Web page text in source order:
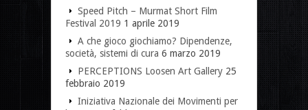
Speed Pitch – Murmat Short Film
Festival 2019 1 aprile 2019
A che gioco giochiamo? Dipendenze,
società, sistemi di cura 6 marzo 2019
PERCEPTIONS Loosen Art Gallery 25
febbraio 2019
Iniziativa Nazionale dei Movimenti per